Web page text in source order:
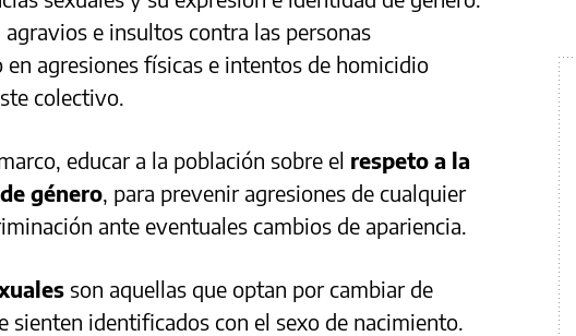
e insultos contra las personas
agresiones físicas e intentos de homicidio
colectivo.
educar a la población sobre el respeto a la
género, para prevenir agresiones de cualquier
ante eventuales cambios de apariencia.
son aquellas que optan por cambiar de
sienten identificados con el sexo de nacimiento.